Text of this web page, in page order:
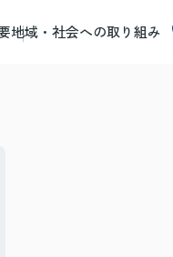
地域・社会への取り組み